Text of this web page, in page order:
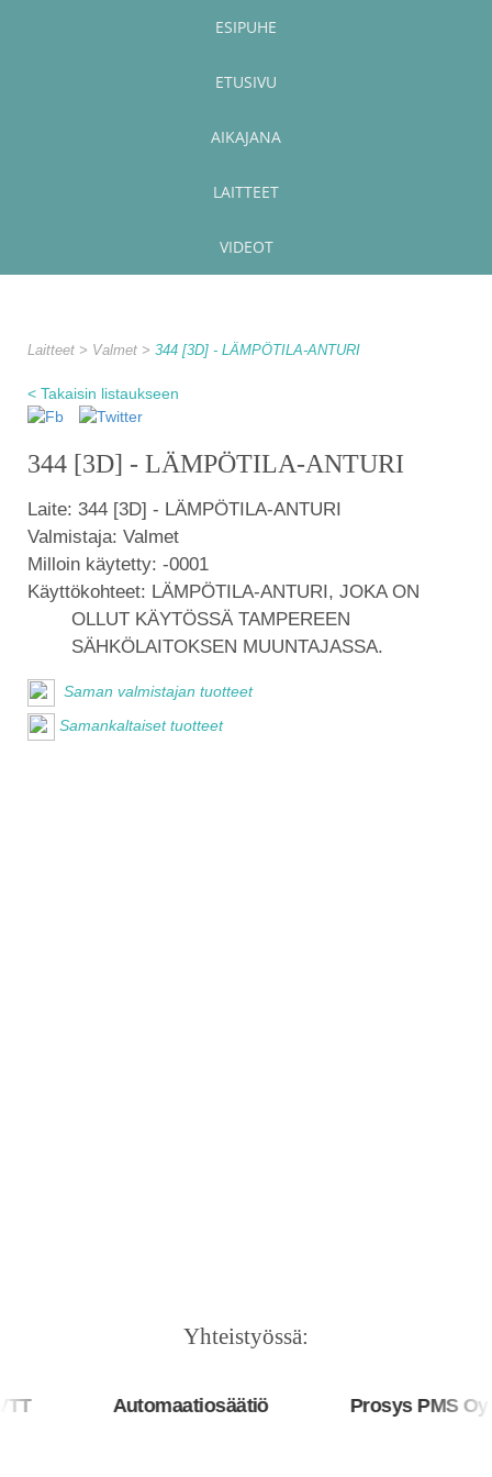
ESIPUHE
ETUSIVU
AIKAJANA
LAITTEET
VIDEOT
Laitteet Valmet 344 [3D] - LÄMPÖTILA-ANTURI
< Takaisin listaukseen
344 [3D] - LÄMPÖTILA-ANTURI
Laite: 344 [3D] - LÄMPÖTILA-ANTURI
Valmistaja: Valmet
Milloin käytetty: -0001
Käyttökohteet: LÄMPÖTILA-ANTURI, JOKA ON
OLLUT KÄYTÖSSÄ TAMPEREEN
SÄHKÖLAITOKSEN MUUNTAJASSA.
Saman valmistajan tuotteet
Samankaltaiset tuotteet
Yhteistyössä:
Automaatiosäätiö Prosys PMS Oy